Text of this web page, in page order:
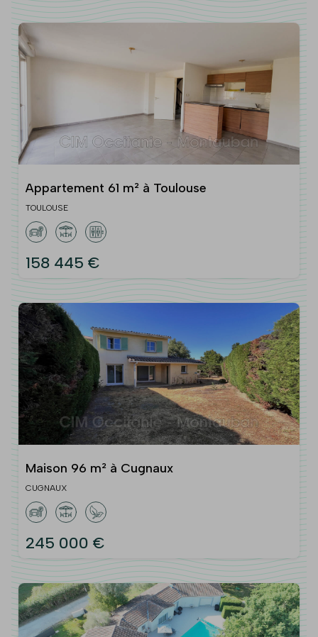
Appartement 61 m² à Toulouse
TOULOUSE
158 445 €
Maison 96 m² à Cugnaux
CUGNAUX
245 000 €